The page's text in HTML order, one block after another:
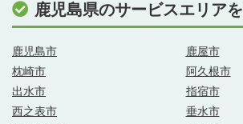
鹿児島県のサービスエリア
鹿児島市
鹿屋市
枕崎市
阿久根市
出水市
指宿市
西之表市
垂水市